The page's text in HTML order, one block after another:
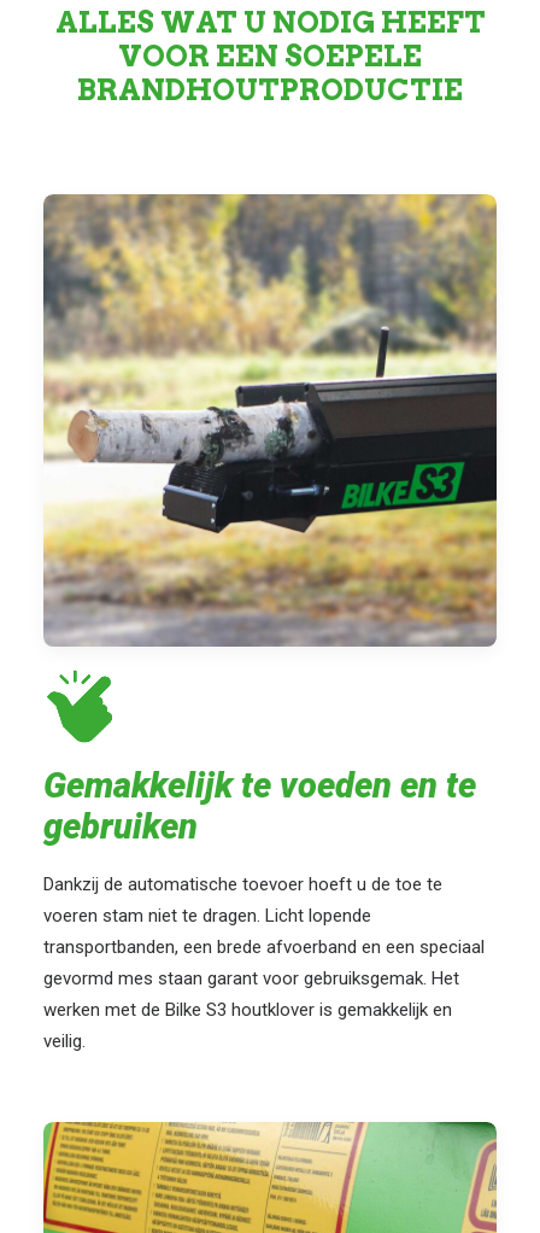
ALLES WAT U NODIG HEEFT
VOOR EEN SOEPELE
BRANDHOUTPRODUCTIE
Gemakkelijk te voeden en te
gebruiken
Dankzij de automatische toevoer hoeft u de toe te
voeren stam niet te dragen. Licht lopende
transportbanden, een brede afvoerband en een speciaal
gevormd mes staan garant voor gebruiksgemak. Het
werken met de Bilke S3 houtklover is gemakkelijk en
veilig.